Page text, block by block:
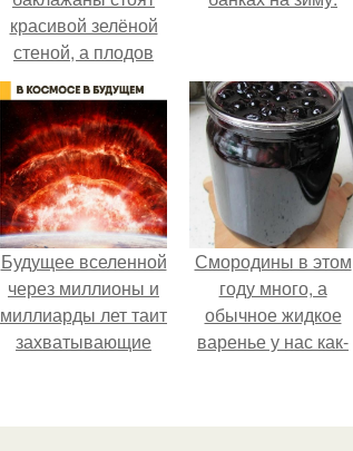
красивой зелёной
стеной, а плодов
почти не видно -
радоваться тут
нечему.
Будущее вселенной
через миллионы и
миллиарды лет таит
захватывающие
Смородины в этом
году много, а
обычное жидкое
варенье у нас как-